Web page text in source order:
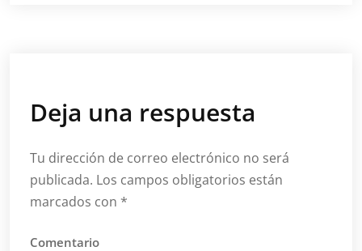
Deja una respuesta
Tu dirección de correo electrónico no será
publicada. Los campos obligatorios están
marcados con *
Comentario